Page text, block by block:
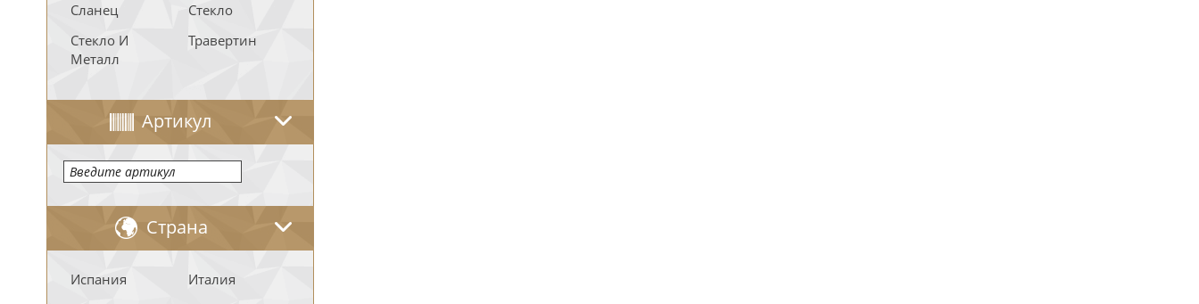
Сланец
Стекло
Стекло И
Металл
Травертин
Артикул
Страна
Испания
Италия